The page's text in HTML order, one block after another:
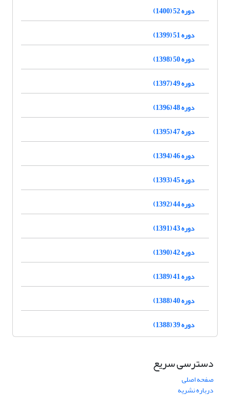
دوره 52 (1400)
دوره 51 (1399)
دوره 50 (1398)
دوره 49 (1397)
دوره 48 (1396)
دوره 47 (1395)
دوره 46 (1394)
دوره 45 (1393)
دوره 44 (1392)
دوره 43 (1391)
دوره 42 (1390)
دوره 41 (1389)
دوره 40 (1388)
دوره 39 (1388)
دسترسی سریع
صفحه اصلی
درباره نشریه